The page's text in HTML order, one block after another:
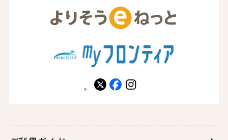
X facebookinstagram